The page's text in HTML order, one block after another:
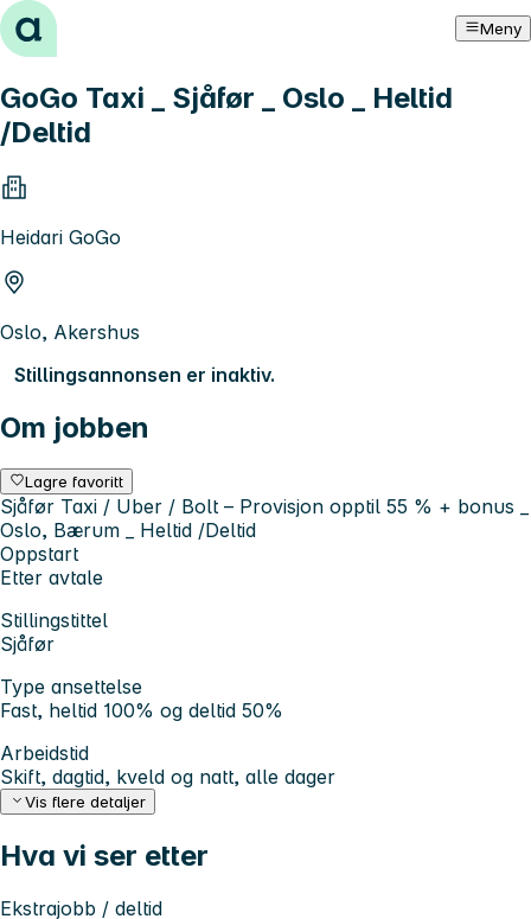
Hopp til innhold Meny
GoGo Taxi _ Sjåfør _ Oslo _ Heltid
/Deltid
Heidari GoGo
Oslo, Akershus
Stillingsannonsen er inaktiv.
Om jobben
Lagre favoritt
Sjåfør Taxi / Uber / Bolt – Provisjon opptil 55 % + bonus _
Oslo, Bærum _ Heltid /Deltid
Oppstart
Etter avtale
Stillingstittel
Sjåfør
Type ansettelse
Fast, heltid 100% og deltid 50%
Arbeidstid
Skift, dagtid, kveld og natt, alle dager
Vis flere detaljer
Hva vi ser etter
Ekstrajobb / deltid